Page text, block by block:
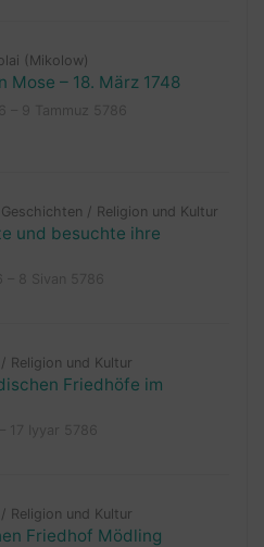
(Mikolow)
Mose – 18. März 1748
Geschichten / Religion und Kultur
und besuchte ihre
/ Religion und Kultur
Friedhöfe im
/ Religion und Kultur
Friedhof Mödling